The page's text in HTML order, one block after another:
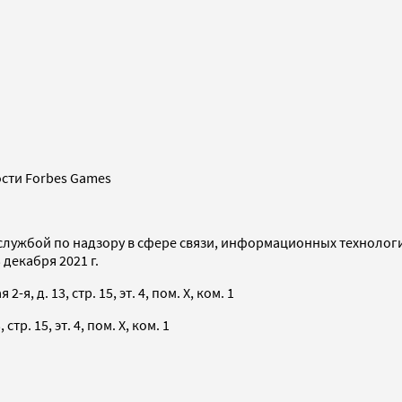
Forbes Games
по надзору в сфере связи, информационных
2021 г.
я, д. 13, стр. 15, эт. 4, пом. X, ком. 1
15, эт. 4, пом. X, ком. 1